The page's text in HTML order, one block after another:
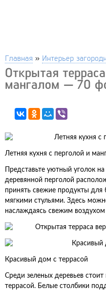
Главная » Интерьер
Открытая
мангалом — 70
Летняя кухня с перголой и
Представьте уютный уголок
деревянной перголой
принять свежие продукты для
мягкими стульями. Здесь
наслаждаясь свежим
Красивый дом с террасой
Среди зеленых деревьев
террасой. Белые столбики